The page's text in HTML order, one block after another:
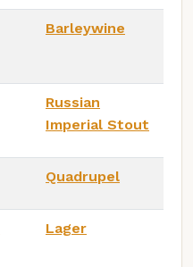
Barleywine
Russian
Imperial Stout
Quadrupel
Lager